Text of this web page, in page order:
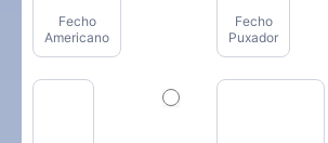
Fecho
Americano
Fecho
Puxador